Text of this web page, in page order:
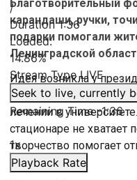
/
Duration1:36
Loaded:
14.86%
Stream TypeLIVE
Seek to live, currently
Remaining Time-1:36
1x
Playback Rate
Благотворительный
карандаши, ручки,
подарки помогали
Ленинградской
Идея возникла у
Васильевой. Ее
лечении в
стационаре не
творчество помогает
будней.